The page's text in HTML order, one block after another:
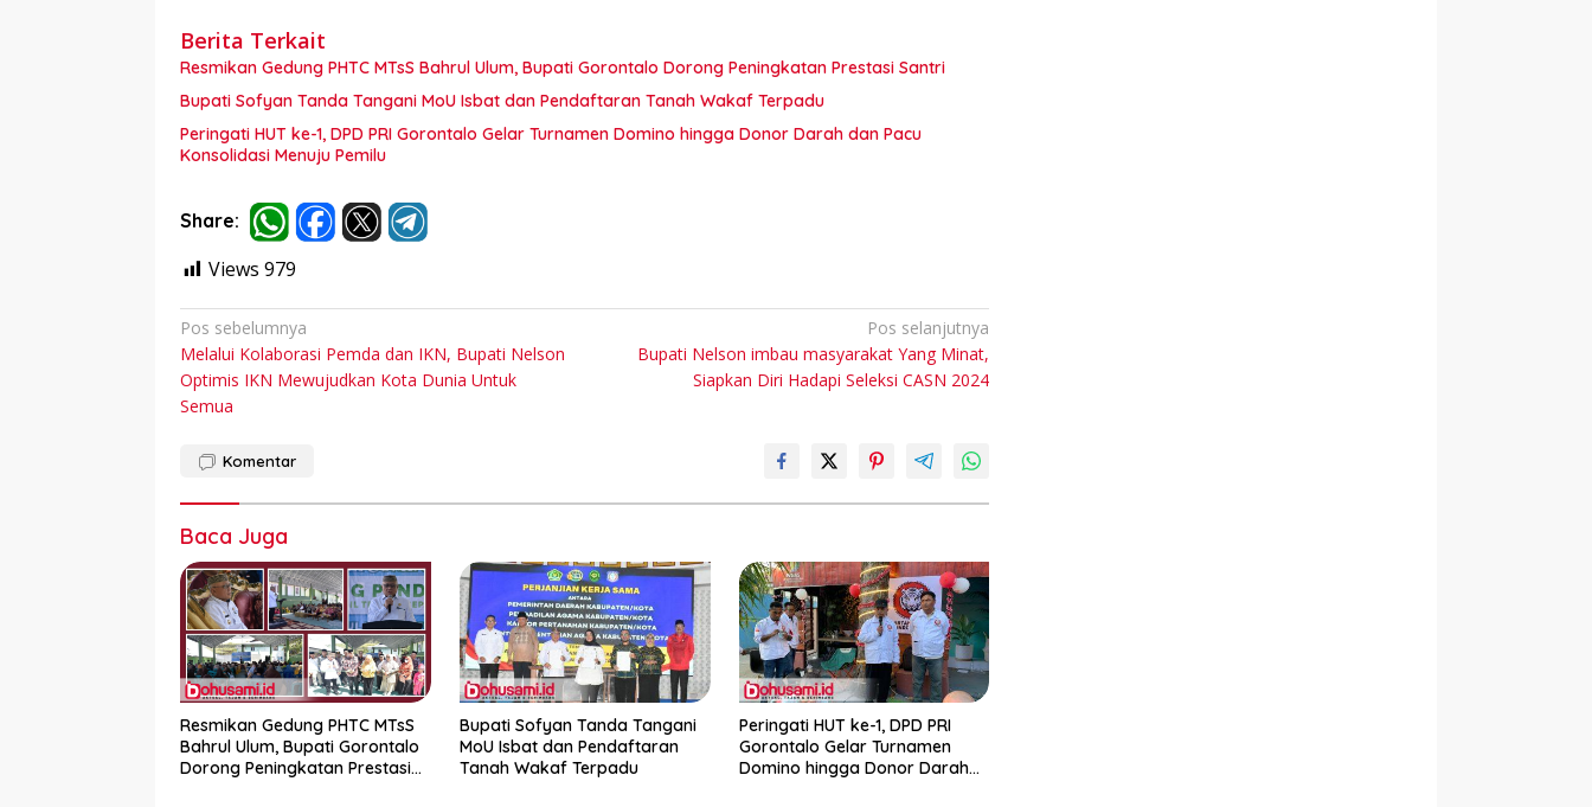
Berita Terkait
Resmikan Gedung PHTC MTsS Bahrul Ulum, Bupati Gorontalo Dorong Peningkatan Prestasi Santri
Bupati Sofyan Tanda Tangani MoU Isbat dan Pendaftaran Tanah Wakaf Terpadu
Peringati HUT ke-1, DPD PRI Gorontalo Gelar Turnamen Domino hingga Donor Darah dan Pacu
Konsolidasi Menuju Pemilu
Share:
Views 979
Navigasi
pos
Pos sebelumnya
Melalui Kolaborasi Pemda dan IKN, Bupati Nelson
Optimis IKN Mewujudkan Kota Dunia Untuk
Semua
Pos selanjutnya
Bupati Nelson imbau masyarakat Yang Minat,
Siapkan Diri Hadapi Seleksi CASN 2024
Komentar
Baca Juga
Resmikan Gedung PHTC MTsS
Bahrul Ulum, Bupati Gorontalo
Dorong Peningkatan Prestasi
Bupati Sofyan Tanda Tangani
MoU Isbat dan Pendaftaran
Tanah Wakaf Terpadu
Peringati HUT ke-1, DPD PRI
Gorontalo Gelar Turnamen
Domino hingga Donor Darah